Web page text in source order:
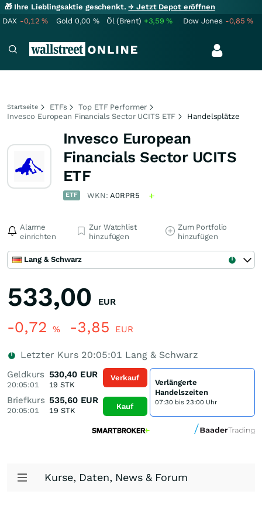
🎁 Ihre Lieblingsaktie geschenkt.→ Jetzt Depot eröffnen
DAX -0,12% Gold 0,00 % Öl (Brent) +3,59% Dow Jones -0,85%
Startseite ETFs
Top ETF Performer
Invesco European Financials Sector UCITS ETF
Handelsplätze
Invesco European
Financials Sector UCITS
ETF
ETF WKN:A0RPR5
Alarme
einrichten
Zur Watchlist
hinzufügen
Zum Portfolio
hinzufügen
Lang & Schwarz
533,00 EUR
-0,72 % -3,85 EUR
Letzter Kurs 20:05:01 Lang & Schwarz
Geldkurs
20:05:01
530,40 EUR
19 STK
Briefkurs
20:05:01
535,60 EUR
19 STK
Verkauf
Kauf
Verlängerte
Handelszeiten
07:30 bis 23:00 Uhr
Kurse, Daten, News & Forum